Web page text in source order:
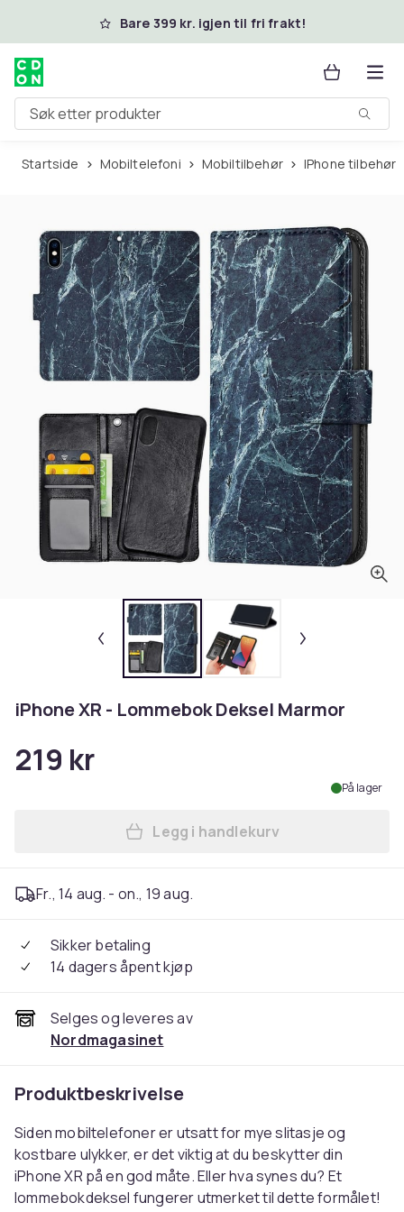
Hopp til hovedinnholdBare 399 kr. igjen til fri frakt!
Søk etter produkter
Startside Mobiltelefoni Mobiltilbehør iPhone tilbehør
iPhone XR - Lommebok Deksel Marmor
219 kr
På lager
Legg iPhone XR -
Legg i handlekurv
Fr., 14 aug. - on., 19 aug.
Sikker betaling
14 dagers åpent kjøp
Selges og leveres av
Nordmagasinet
Produktbeskrivelse
Siden mobiltelefoner er utsatt for mye slitasje og
kostbare ulykker, er det viktig at du beskytter din
iPhone XR på en god måte. Eller hva synes du? Et
lommebokdeksel fungerer utmerket til dette formålet!